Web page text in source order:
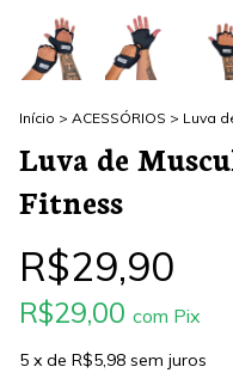
Início > ACESSÓRIOS > Luva
Luva de
Fitness
R$29,90
R$29,00 com Pix
5 x de R$5,98 sem juros